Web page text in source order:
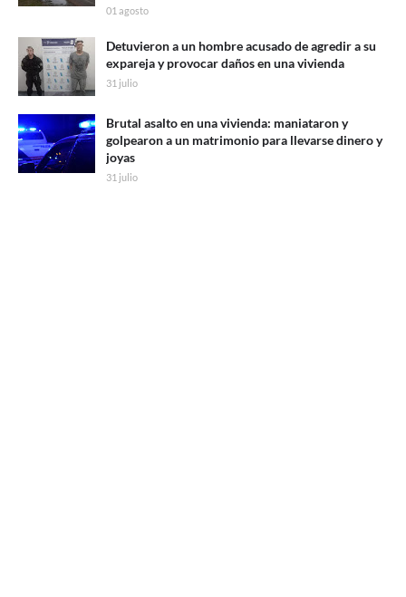
01 agosto
Detuvieron a un hombre acusado de agredir a su
expareja y provocar daños en una vivienda
31 julio
Brutal asalto en una vivienda: maniataron y
golpearon a un matrimonio para llevarse dinero y
joyas
31 julio